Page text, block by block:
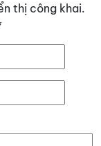
thị công khai.